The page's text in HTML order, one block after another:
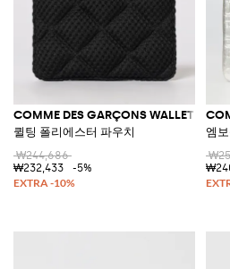
COMME DES GARÇONS WALLET
퀼팅 폴리에스터 파우치
₩244,686
₩232,433
-5%
엠